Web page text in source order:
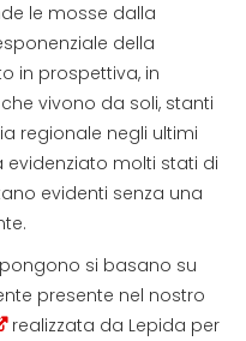
le mosse dalla
della
in prospettiva, in
vivono da soli, stanti
regionale negli ultimi
evidenziato molti stati di
evidenti senza una
si basano su
presente nel nostro
realizzata da Lepida per